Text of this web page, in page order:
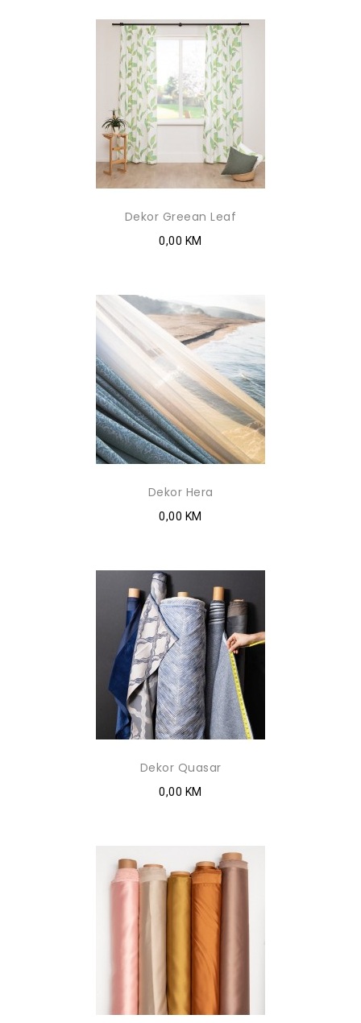
Dekor Greean Leaf
0,00 KM
Dekor Hera
0,00 KM
Dekor Quasar
0,00 KM